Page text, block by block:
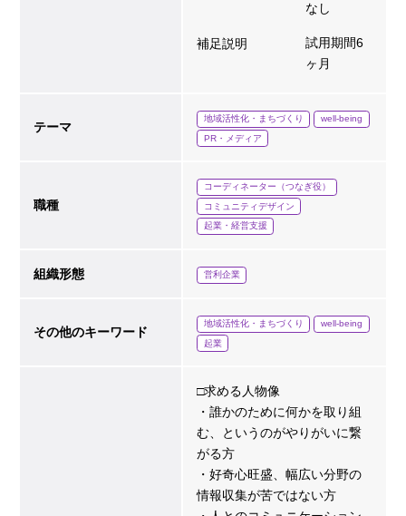
なし
補足説明
試用期間6
ヶ月
テーマ
地域活性化・まちづくり
well-being
PR・メディア
職種
コーディネーター（つなぎ役）
コミュニティデザイン
起業・経営支援
組織形態 営利企業
その他のキーワード
地域活性化・まちづくり
well-being
起業
□求める人物像
・誰かのために何かを取り組
む、というのがやりがいに繋
がる方
・好奇心旺盛、幅広い分野の
情報収集が苦ではない方